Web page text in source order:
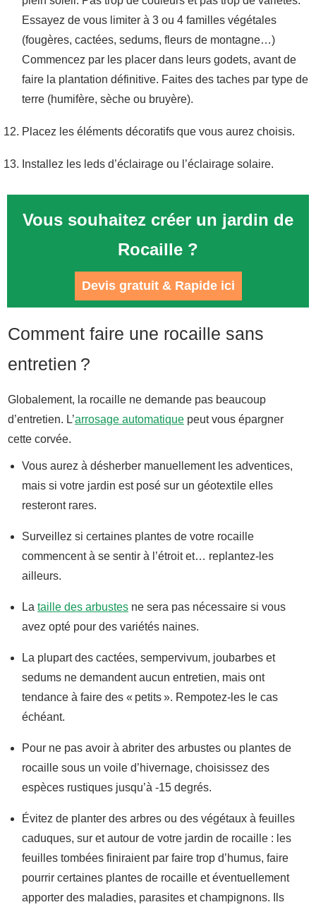
Essayez de vous limiter à 3 ou 4 familles végétales
(fougères, cactées, sedums, fleurs de montagne…)
Commencez par les placer dans leurs godets, avant de
faire la plantation définitive. Faites des taches par type de
terre (humifère, sèche ou bruyère).
Placez les éléments décoratifs que vous aurez choisis.
Installez les leds d’éclairage ou l’éclairage solaire.
Vous souhaitez créer un jardin de
Rocaille ?
Devis gratuit & Rapide ici
Comment faire une rocaille sans
entretien ?
Globalement, la rocaille ne demande pas beaucoup
d’entretien. L’arrosage automatique peut vous épargner
cette corvée.
Vous aurez à désherber manuellement les adventices,
mais si votre jardin est posé sur un géotextile elles
resteront rares.
Surveillez si certaines plantes de votre rocaille
commencent à se sentir à l’étroit et… replantez-les
ailleurs.
La taille des arbustes ne sera pas nécessaire si vous
avez opté pour des variétés naines.
La plupart des cactées, sempervivum, joubarbes et
sedums ne demandent aucun entretien, mais ont
tendance à faire des « petits ». Rempotez-les le cas
échéant.
Pour ne pas avoir à abriter des arbustes ou plantes de
rocaille sous un voile d’hivernage, choisissez des
espèces rustiques jusqu’à -15 degrés.
Évitez de planter des arbres ou des végétaux à feuilles
caduques, sur et autour de votre jardin de rocaille : les
feuilles tombées finiraient par faire trop d’humus, faire
pourrir certaines plantes de rocaille et éventuellement
apporter des maladies, parasites et champignons. Ils